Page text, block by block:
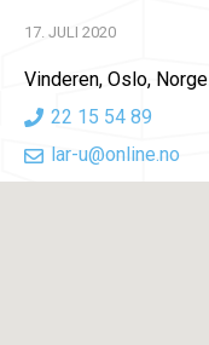
17. JULI 2020
Vinderen, Oslo, Norge
22 15 54 89
lar-u@online.no